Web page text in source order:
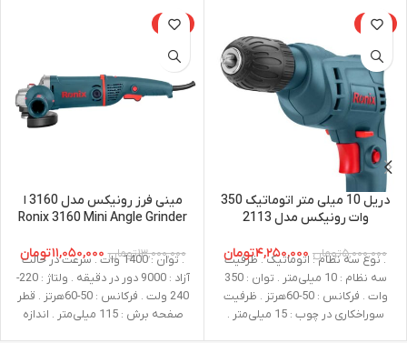
-15%
دریل 10 میلی متر اتوماتیک 350
وات رونیکس مدل 2113
۵,۰۰۰,۰۰۰تومان ۴,۲۵۰,۰۰۰تومان
. نوع سه نظام : اتوماتیک . ظرفیت
سه نظام : 10 میلی‌متر . توان : 350
وات . فرکانس : 50-60هرتز . ظرفیت
سوراخکاری در چوب : 15 میلی‌متر .
-15%
مینی فرز رونیکس مدل 3160 ا
Ronix 3160 Mini Angle Grinder
۱۳,۰۰۰,۰۰۰تومان ۱۱,۰۵۰,۰۰۰تومان
. توان : 1400 وات . سرعت در حالت
آزاد : 9000 دور در دقیقه . ولتاژ : 220-
240 ولت . فرکانس : 50-60هرتز . قطر
صفحه برش : 115 میلی‌متر . اندازه